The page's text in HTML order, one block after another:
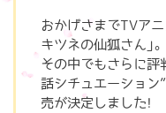
おかげさまでTVア
キツネの仙狐さん」。
その中でもさらに
話シチュエーショ
売が決定しました！